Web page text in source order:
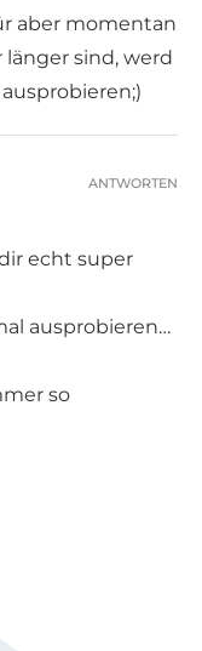
aber momentan
sind, werd
echt super
ausprobieren…
so
ANTWORTEN